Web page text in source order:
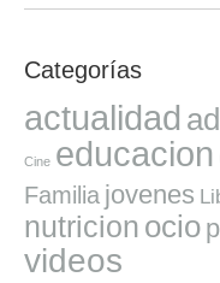
Categorías
actualidad
Cine educacion
Familia jovenes
nutricion ocio
videos